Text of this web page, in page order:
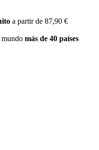
a partir de 87,90 €
mundo más de 40 países